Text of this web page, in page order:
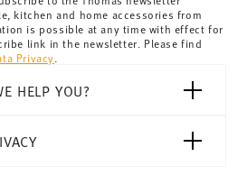
is free of charge for orders over
of your purchase is less than
are 36,90 CHF.
a tracking code by e-mail as
days for delivery within
stock. You can view delivery times to
kitchen and home accessories from
is possible at any time with effect for
link in the newsletter. Please find
Privacy
HELP YOU?